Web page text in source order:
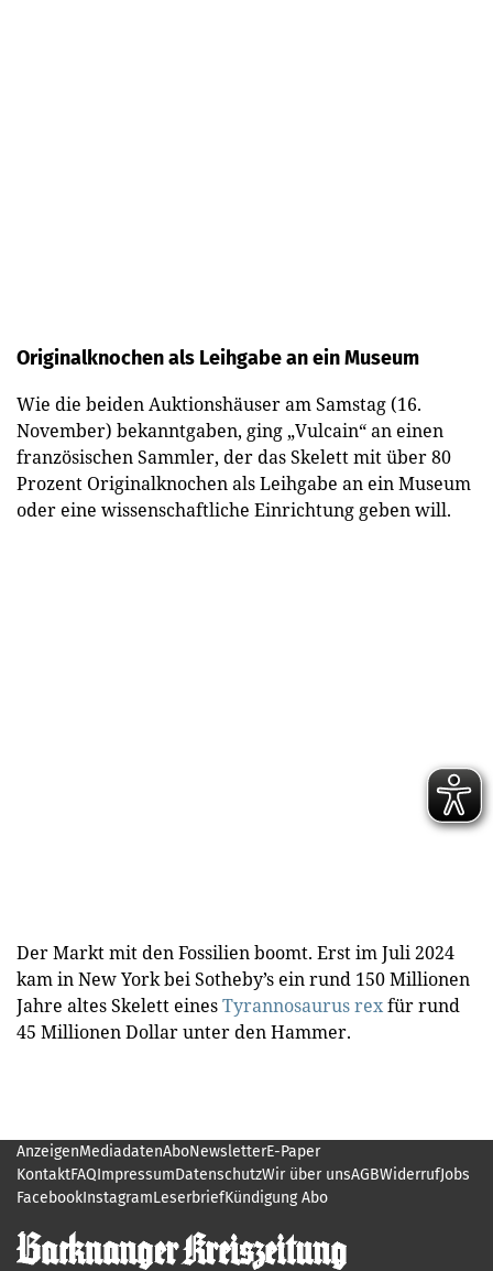
Originalknochen als Leihgabe an ein Museum
Wie die beiden Auktionshäuser am Samstag (16.
November) bekanntgaben, ging „Vulcain“ an einen
französischen Sammler, der das Skelett mit über 80
Prozent Originalknochen als Leihgabe an ein Museum
oder eine wissenschaftliche Einrichtung geben will.
Der Markt mit den Fossilien boomt. Erst im Juli 2024
kam in New York bei Sotheby’s ein rund 150 Millionen
Jahre altes Skelett einesTyrannosaurus rexfür rund
45 Millionen Dollar unter den Hammer.
AnzeigenMediadatenAboNewsletterE-Paper
KontaktFAQImpressumDatenschutzWir über unsAGBWiderrufJobs
FacebookInstagramLeserbriefKündigung Abo